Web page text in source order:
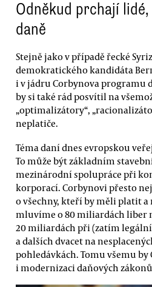
Odněkud prchají
daně
Stejně jako v případě řecké
demokratického kandidáta
i v jádru Corbynova programu
by si také rád posvítil na
„optimalizátory“,
neplatiče.
Téma daní dnes evropskou
To může být základním
mezinárodní spolupráce při
korporací. Corbynovi přesto
o všechny, kteří by měli platit a
mluvíme o 80 miliardách liber
20 miliardách při (zatím
a dalších dvacet na
pohledávkách. Tomu všemu
i modernizaci daňových